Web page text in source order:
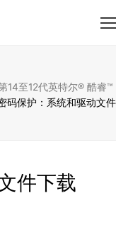
14⾄12代英特尔® 酷睿™
码保护：系统和驱动文件
件下载